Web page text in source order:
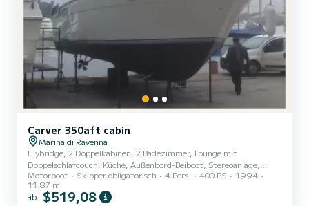
Carver 350aft cabin
Marina di Ravenna
Flybridge, 2 Doppelkabinen, 2 Badezimmer, Lounge mit
Doppelschlafcouch, Küche, Außenbord-Beiboot, Stereoanlage,
Klimaanlage, Heizung, Sonnenkollektoren, Brennstoffzelle, Drei-
Flammen-Herd,
Motorboot Skipper obligatorisch 4 Pers. 400 PS
1994
11.87 m
ab $519,08